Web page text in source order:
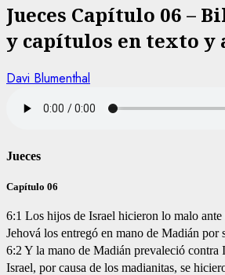
Jueces Capítulo 06 –
y capítulos en texto y
Davi Blumenthal
Jueces
Capítulo 06
6:1 Los hijos de Israel hicieron lo malo
Jehová los entregó en mano de Madián por
6:2 Y la mano de Madián prevaleció contra
Israel, por causa de los madianitas, se